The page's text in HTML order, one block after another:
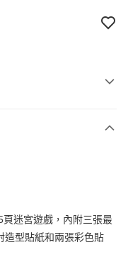
迷宮遊戲，內附三張最
造型貼紙和兩張彩色貼